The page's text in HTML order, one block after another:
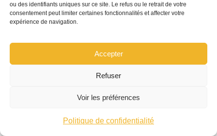
ou des identifiants uniques sur ce site. Le refus ou le retrait de votre
consentement peut limiter certaines fonctionnalités et affecter votre
expérience de navigation.
Accepter
Refuser
Voir les préférences
Politique de confidentialité
quelques clics, un conducteur de Caddy obtient un
devis personnalisé
signe électroniquement. Les assureurs exploitent
des formulaires intelligents et la récupération
automatique d’informations (immatriculation,
carte verte papieren France, la preuve
d’assurance est consultable en ligne, ce qui